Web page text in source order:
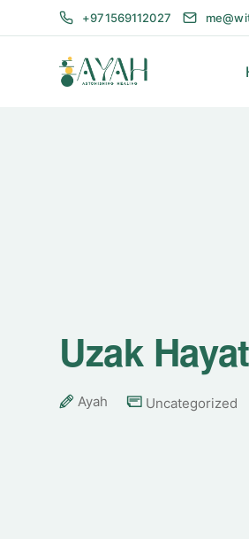
+971569112027
Uzak
Ayah Uncategorized